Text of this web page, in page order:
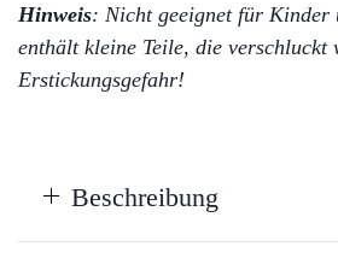
Hinweis: Nicht geeignet für Kinder
enthält kleine Teile, die verschluckt
Erstickungsgefahr!
Beschreibung